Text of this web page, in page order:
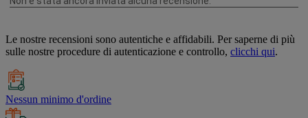
Le nostre recensioni sono autentiche e affidabili. Per saperne di più
sulle nostre procedure di autenticazione e controllo, clicchi qui.
Nessun minimo d'ordine